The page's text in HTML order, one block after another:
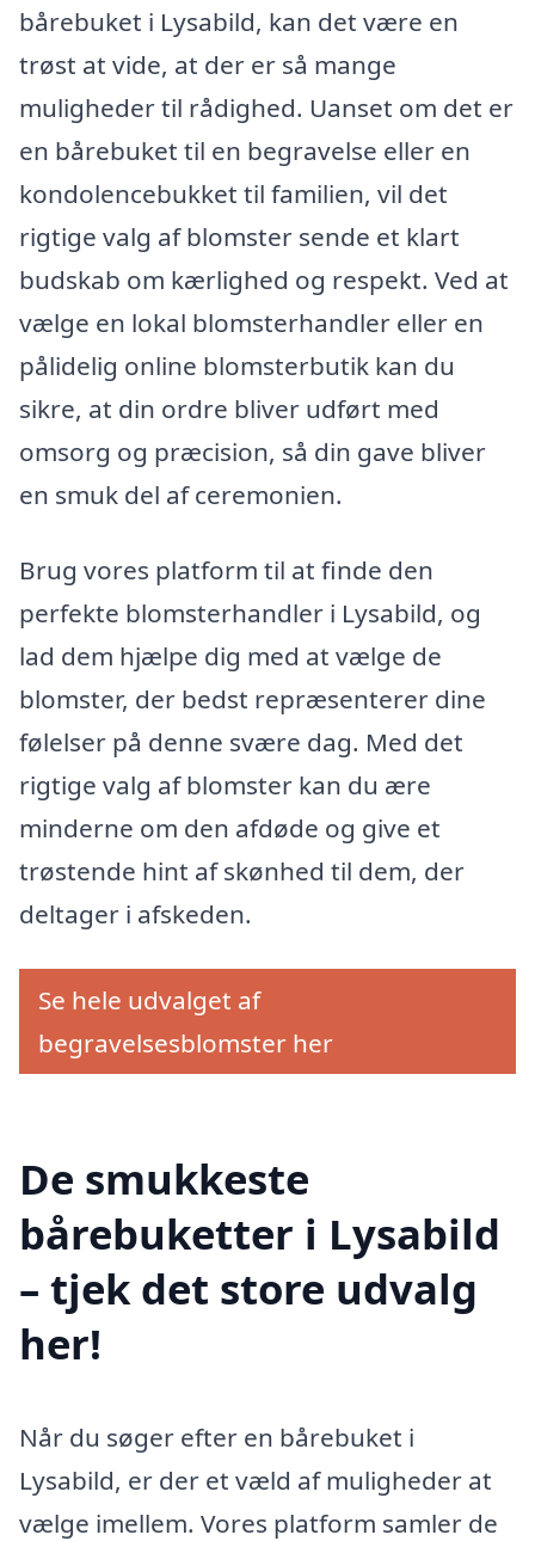
bårebuket i Lysabild, kan det være en
trøst at vide, at der er så mange
muligheder til rådighed. Uanset om det er
en bårebuket til en begravelse eller en
kondolencebukket til familien, vil det
rigtige valg af blomster sende et klart
budskab om kærlighed og respekt. Ved at
vælge en lokal blomsterhandler eller en
pålidelig online blomsterbutik kan du
sikre, at din ordre bliver udført med
omsorg og præcision, så din gave bliver
en smuk del af ceremonien.
Brug vores platform til at finde den
perfekte blomsterhandler i Lysabild, og
lad dem hjælpe dig med at vælge de
blomster, der bedst repræsenterer dine
følelser på denne svære dag. Med det
rigtige valg af blomster kan du ære
minderne om den afdøde og give et
trøstende hint af skønhed til dem, der
deltager i afskeden.
Se hele udvalget af
begravelsesblomster her
De smukkeste
bårebuketter i Lysabild
– tjek det store udvalg
her!
Når du søger efter en bårebuket i
Lysabild, er der et væld af muligheder at
vælge imellem. Vores platform samler de